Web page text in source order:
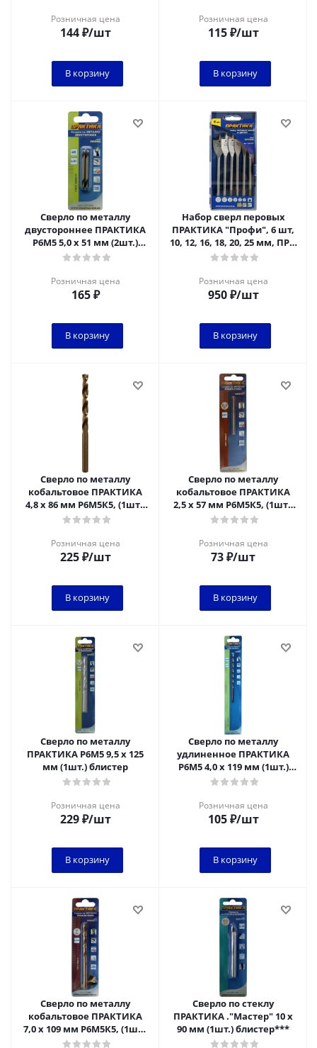
Розничная цена
144₽/шт
В корзину
Розничная цена
115₽/шт
В корзину
Сверло по металлу
двустороннее ПРАКТИКА
Р6М5 5,0 х 51 мм (2шт.)
блистер
Розничная цена
165₽
В корзину
Набор сверл перовых
ПРАКТИКА "Профи", 6 шт,
10, 12, 16, 18, 20, 25 мм, ПРО
кассета
Розничная цена
950₽/шт
В корзину
Сверло по металлу
кобальтовое ПРАКТИКА
4,8 х 86 мм Р6М5К5, (1шт.)
блистер
Розничная цена
225₽/шт
В корзину
Сверло по металлу
кобальтовое ПРАКТИКА
2,5 х 57 мм Р6М5К5, (1шт.)
блистер
Розничная цена
73₽/шт
В корзину
Сверло по металлу
ПРАКТИКА Р6М5 9,5 х 125
мм (1шт.) блистер
Розничная цена
229₽/шт
В корзину
Сверло по металлу
удлиненное ПРАКТИКА
Р6М5 4,0 х 119 мм (1шт.)
блистер**
Розничная цена
105₽/шт
В корзину
Сверло по металлу
кобальтовое ПРАКТИКА
7,0 х 109 мм Р6М5К5, (1шт.)
блистер
Сверло по стеклу
ПРАКТИКА ."Мастер" 10 х
90 мм (1шт.) блистер***